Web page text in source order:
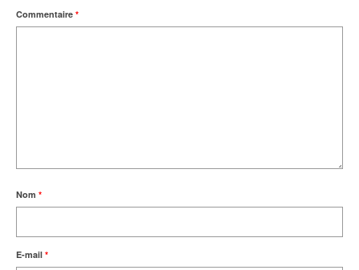
Commentaire *
Nom *
E-mail *